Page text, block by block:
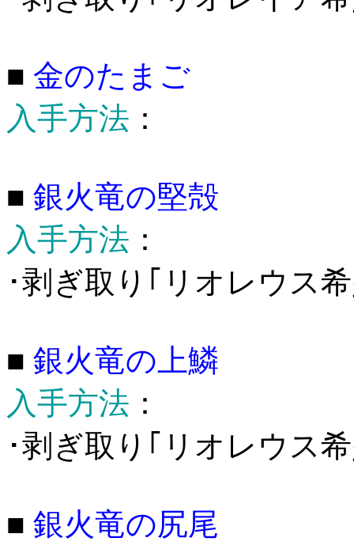
■ 金のたまご
入手方法 ：
■ 銀火竜の堅殻
入手方法 ：
･剥ぎ取り｢リオレウス
■ 銀火竜の上鱗
入手方法 ：
･剥ぎ取り｢リオレウス
■ 銀火竜の尻尾